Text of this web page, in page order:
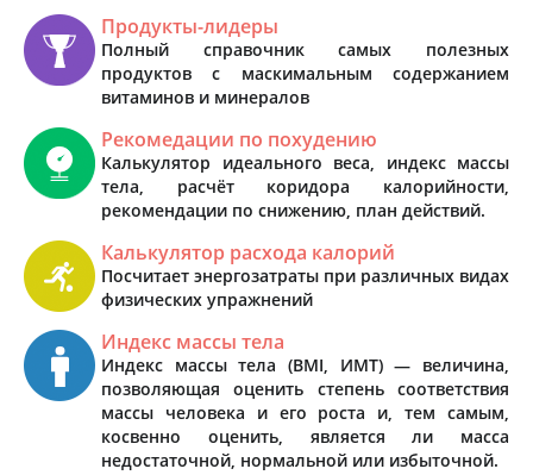
Продукты-лидеры
Полный справочник самых полезных
продуктов с маскимальным содержанием
витаминов и минералов
Рекомедации по похудению
Калькулятор идеального веса, индекс массы
тела, расчёт коридора калорийности,
рекомендации по снижению, план действий.
Калькулятор расхода калорий
Посчитает энергозатраты при различных видах
физических упражнений
Индекс массы тела
Индекс массы тела (BMI, ИМТ) — величина,
позволяющая оценить степень соответствия
массы человека и его роста и, тем самым,
косвенно оценить, является ли масса
недостаточной, нормальной или избыточной.